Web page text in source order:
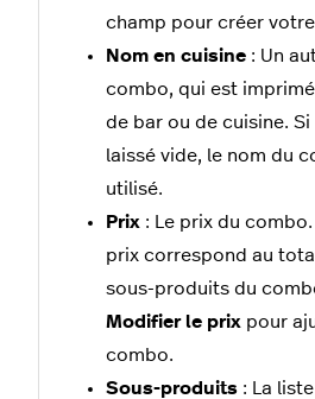
champ pour créer
Nom en cuisine : Un
combo, qui est
de bar ou de cuisine.
laissé vide, le nom du
utilisé.
Prix : Le prix du
prix correspond au
sous-produits du
Modifier le prix pour
combo.
Sous-produits : La